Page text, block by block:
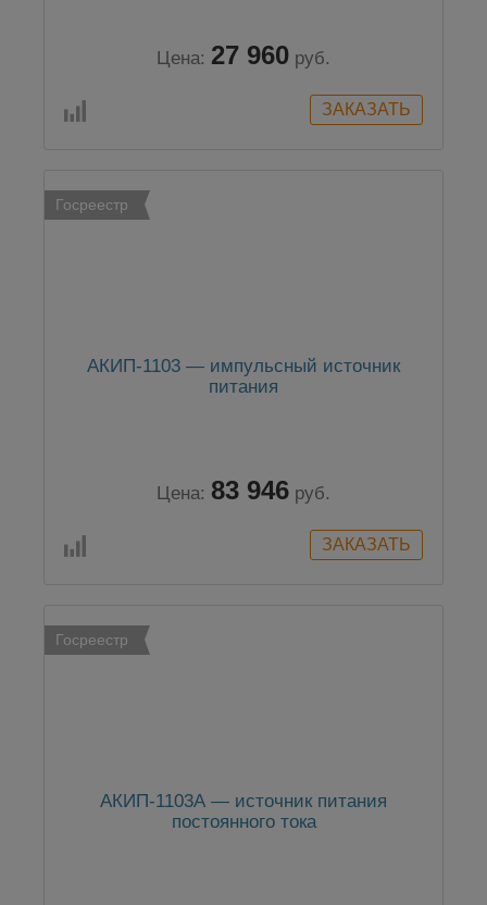
Цена: 27 960 руб.
Госреестр
АКИП-1103 — импульсный источник
питания
Цена: 83 946 руб.
Госреестр
АКИП-1103А — источник питания
постоянного тока